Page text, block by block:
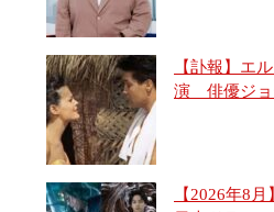
【訃報】エ
演 俳優ジョ
【2026年8